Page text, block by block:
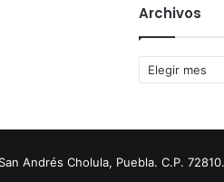
Archivos
Archivos
Andrés Cholula, Puebla. C.P.